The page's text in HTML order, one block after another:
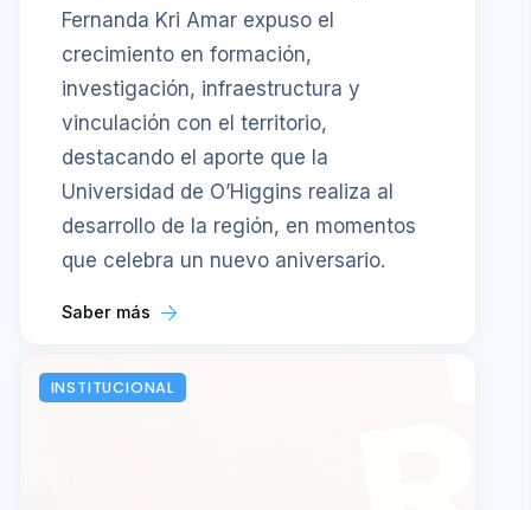
Fernanda Kri Amar expuso el
crecimiento en formación,
investigación, infraestructura y
vinculación con el territorio,
destacando el aporte que la
Universidad de O’Higgins realiza al
desarrollo de la región, en momentos
que celebra un nuevo aniversario.
Saber más
INSTITUCIONAL